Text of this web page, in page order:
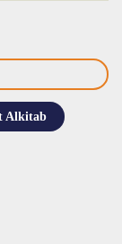
Alkitab